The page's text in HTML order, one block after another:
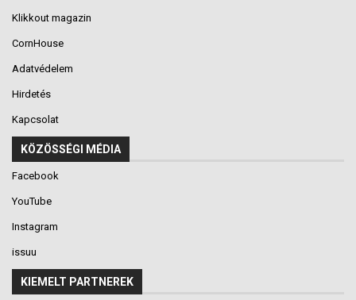
Klikkout magazin
CornHouse
Adatvédelem
Hirdetés
Kapcsolat
KÖZÖSSÉGI MÉDIA
Facebook
YouTube
Instagram
issuu
KIEMELT PARTNEREK